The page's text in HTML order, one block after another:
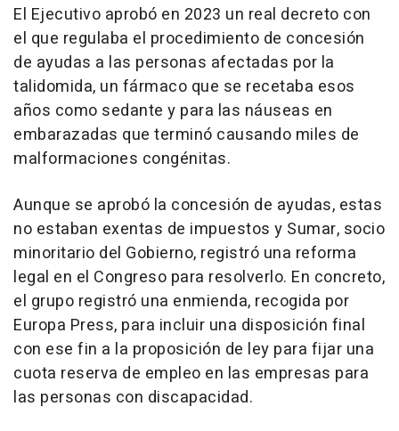
El Ejecutivo aprobó en 2023 un real decreto con
el que regulaba el procedimiento de concesión
de ayudas a las personas afectadas por la
talidomida, un fármaco que se recetaba esos
años como sedante y para las náuseas en
embarazadas que terminó causando miles de
malformaciones congénitas.
Aunque se aprobó la concesión de ayudas, estas
no estaban exentas de impuestos y Sumar, socio
minoritario del Gobierno, registró una reforma
legal en el Congreso para resolverlo. En concreto,
el grupo registró una enmienda, recogida por
Europa Press, para incluir una disposición final
con ese fin a la proposición de ley para fijar una
cuota reserva de empleo en las empresas para
las personas con discapacidad.